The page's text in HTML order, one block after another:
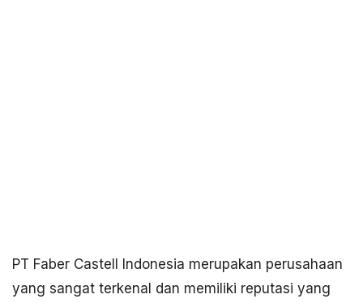
PT Faber Castell Indonesia merupakan perusahaan
yang sangat terkenal dan memiliki reputasi yang